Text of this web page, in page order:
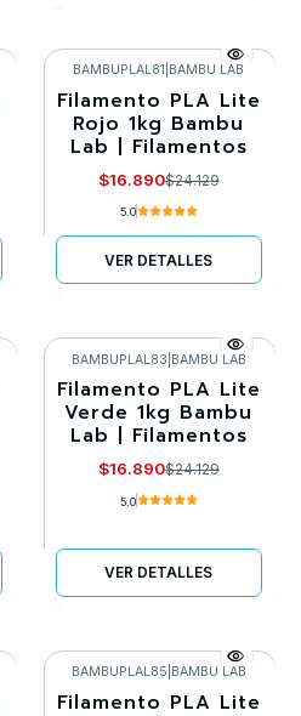
-30%
Llega el 20/09/2026
BAMBUPLAL81 BAMBU LAB
Filamento PLA Lite
Rojo 1kg Bambu
Lab | Filamentos
$16.890$24.129
5.0
VER DETALLES
-30%
Llega el 20/09/2026
BAMBUPLAL83 BAMBU LAB
Filamento PLA Lite
Verde 1kg Bambu
Lab | Filamentos
$16.890$24.129
5.0
VER DETALLES
-30%
BAMBUPLAL85 BAMBU LAB
Filamento PLA Lite